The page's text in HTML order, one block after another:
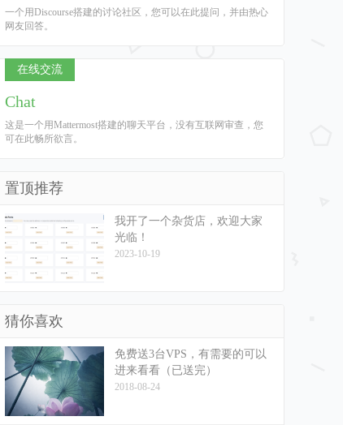
一个用Discourse搭建的讨论社区，您可以在此提问，并由热心
网友回答。
在线交流
Chat
这是一个用Mattermost搭建的聊天平台，没有互联网审查，您
可在此畅所欲言。
置顶推荐
我开了一个杂货店，欢迎大家
光临！
2023-10-19
猜你喜欢
免费送3台VPS，有需要的可以
进来看看（已送完）
2018-08-24